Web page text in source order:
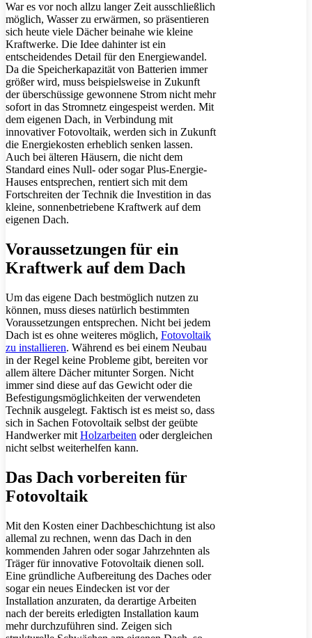
War es vor noch allzu langer Zeit ausschließlich
möglich, Wasser zu erwärmen, so präsentieren
sich heute viele Dächer beinahe wie kleine
Kraftwerke. Die Idee dahinter ist ein
entscheidendes Detail für den Energiewandel.
Da die Speicherkapazität von Batterien immer
größer wird, muss beispielsweise in Zukunft
der überschüssige gewonnene Strom nicht mehr
sofort in das Stromnetz eingespeist werden. Mit
dem eigenen Dach, in Verbindung mit
innovativer Fotovoltaik, werden sich in Zukunft
die Energiekosten erheblich senken lassen.
Auch bei älteren Häusern, die nicht dem
Standard eines Null- oder sogar Plus-Energie-
Hauses entsprechen, rentiert sich mit dem
Fortschreiten der Technik die Investition in das
kleine, sonnenbetriebene Kraftwerk auf dem
eigenen Dach.
Voraussetzungen für ein
Kraftwerk auf dem Dach
Um das eigene Dach bestmöglich nutzen zu
können, muss dieses natürlich bestimmten
Voraussetzungen entsprechen. Nicht bei jedem
Dach ist es ohne weiteres möglich, Fotovoltaik
zu installieren. Während es bei einem Neubau
in der Regel keine Probleme gibt, bereiten vor
allem ältere Dächer mitunter Sorgen. Nicht
immer sind diese auf das Gewicht oder die
Befestigungsmöglichkeiten der verwendeten
Technik ausgelegt. Faktisch ist es meist so, dass
sich in Sachen Fotovoltaik selbst der geübte
Handwerker mit Holzarbeiten oder dergleichen
nicht selbst weiterhelfen kann.
Das Dach vorbereiten für
Fotovoltaik
Mit den Kosten einer Dachbeschichtung ist also
allemal zu rechnen, wenn das Dach in den
kommenden Jahren oder sogar Jahrzehnten als
Träger für innovative Fotovoltaik dienen soll.
Eine gründliche Aufbereitung des Daches oder
sogar ein neues Eindecken ist vor der
Installation anzuraten, da derartige Arbeiten
nach der bereits erledigten Installation kaum
mehr durchzuführen sind. Zeigen sich